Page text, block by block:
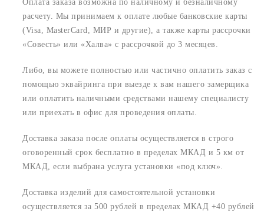
Оплата заказа возможна по наличному и безналичному
расчету. Мы принимаем к оплате любые банковские карты
(Visa, MasterCard, МИР и другие), а также карты рассрочки
«Совесть» или «Халва» с рассрочкой до 3 месяцев.
Либо, вы можете полностью или частично оплатить заказ с
помощью эквайринга при выезде к вам нашего замерщика
или оплатить наличными средствами нашему специалисту
или приехать в офис для проведения оплаты.
Доставка заказа после оплаты осуществляется в строго
оговоренный срок бесплатно в пределах МКАД и 5 км от
МКАД, если выбрана услуга установки «под ключ».
Доставка изделий для самостоятельной установки
осуществляется за 500 рублей в пределах МКАД +40 рублей